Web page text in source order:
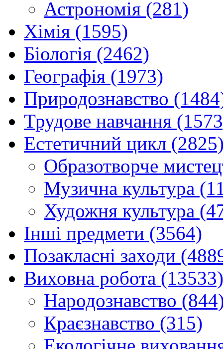
Астрономія (281)
Хімія (1595)
Біологія (2462)
Географія (1973)
Природознавство
Трудове навчання
Естетичний цикл
Образотворче
Музична культура
Художня культура
Інші предмети (3564)
Позакласні заходи
Виховна робота (13533)
Народознавство
Краєзнавство (315)